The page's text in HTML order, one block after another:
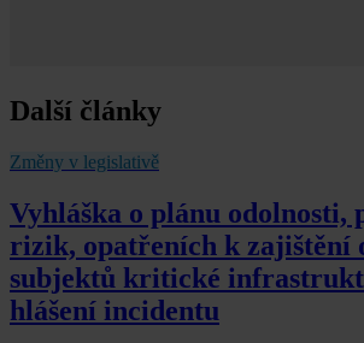
Další články
Změny v legislativě
Vyhláška o plánu odolnosti,
rizik, opatřeních k zajištění
subjektů kritické
hlášení incidentu